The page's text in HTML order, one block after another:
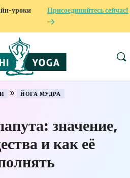
уроки
Присоединяйтесь сейчас!
» ЙОГА МУДРА
значение,
и как её